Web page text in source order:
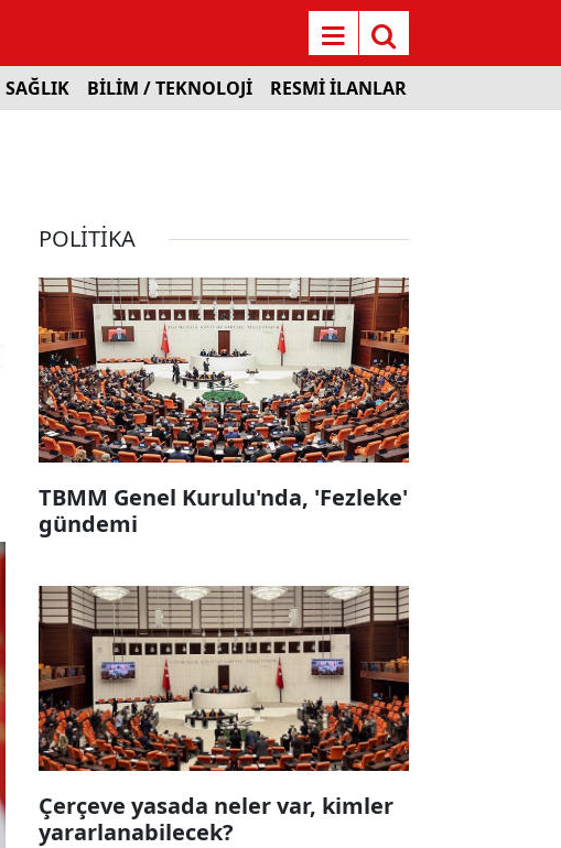
SAĞLIK BİLİM / TEKNOLOJİ RESMİ İLANLAR
POLİTİKA
TBMM Genel Kurulu'nda, 'Fezleke'
gündemi
Çerçeve yasada neler var, kimler
yararlanabilecek?